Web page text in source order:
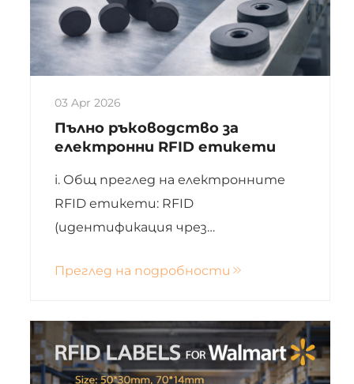
03 Apr 2026
Пълно ръководство за
електронни RFID етикети
i. Общ преглед на електронните
RFID етикети: RFID
(идентификация чрез
електронните етикети са
разпознаване, която използва
радиочестотни сигнали за
автоматично идентифициране на
Преглед на подробности